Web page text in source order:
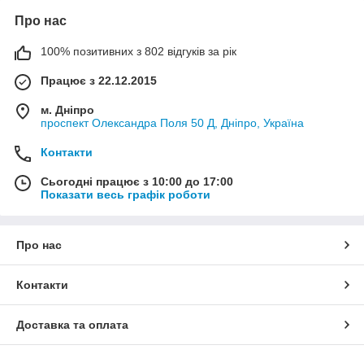
Про нас
100% позитивних з 802 відгуків за рік
Працює з 22.12.2015
м. Дніпро
проспект Олександра Поля 50 Д, Дніпро, Україна
Контакти
Сьогодні працює з 10:00 до 17:00
Показати весь графік роботи
Про нас
Контакти
Доставка та оплата